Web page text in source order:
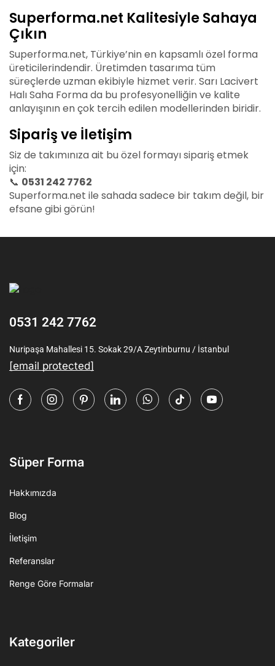
Superforma.net Kalitesiyle Sahaya
Çıkın
Superforma.net, Türkiye’nin en kapsamlı özel forma
üreticilerindendir. Üretimden tasarıma tüm
süreçlerde uzman ekibiyle hizmet verir. Sarı Lacivert
Halı Saha Forma da bu profesyonelliğin ve kalite
anlayışının en çok tercih edilen modellerinden biridir.
Sipariş ve İletişim
Siz de takımınıza ait bu özel formayı sipariş etmek
için:
📞 0531 242 7762
Superforma.net ile sahada sadece bir takım değil, bir
efsane gibi görün!
0531 242 7762
Nuripaşa Mahallesi 15. Sokak 29/A Zeytinburnu / İstanbul
[email protected]
Süper Forma
Hakkımızda
Blog
İletişim
Referanslar
Renge Göre Formalar
Kategoriler